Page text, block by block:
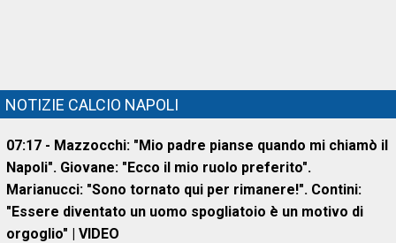
NOTIZIE CALCIO NAPOLI
07:17 - Mazzocchi: "Mio padre pianse quando mi chiamò il
Napoli". Giovane: "Ecco il mio ruolo preferito".
Marianucci: "Sono tornato qui per rimanere!". Contini:
"Essere diventato un uomo spogliatoio è un motivo di
orgoglio" | VIDEO